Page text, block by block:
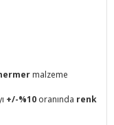
malzeme
+/-%10 oranında renk